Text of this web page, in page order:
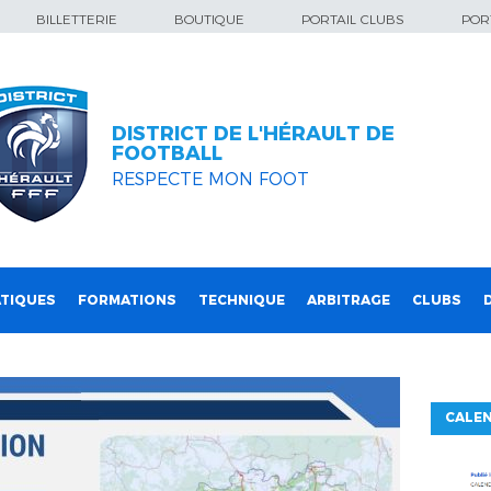
BILLETTERIE BOUTIQUE PORTAIL CLUBS
DISTRICT DE L'HÉRAULT DE
FOOTBALL
RESPECTE MON FOOT
FORMATIONS TECHNIQUE ARBITRAGE CLUBS